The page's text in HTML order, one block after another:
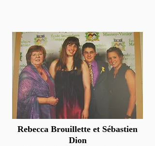
Rebecca Brouillette et Sébastien
Dion